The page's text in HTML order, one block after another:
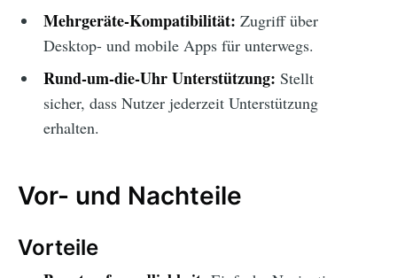
Mehrgeräte-Kompatibilität: Zugriff über
Desktop- und mobile Apps für unterwegs.
Rund-um-die-Uhr Unterstützung: Stellt
sicher, dass Nutzer jederzeit Unterstützung
erhalten.
Vor- und Nachteile
Vorteile